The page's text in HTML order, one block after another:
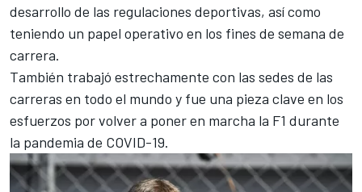
desarrollo de las regulaciones deportivas, así como
teniendo un papel operativo en los fines de semana de
carrera.
También trabajó estrechamente con las sedes de las
carreras en todo el mundo y fue una pieza clave en los
esfuerzos por volver a poner en marcha la F1 durante
la pandemia de COVID-19.